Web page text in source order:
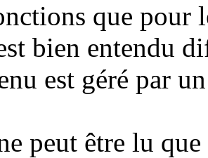
que pour
bien entendu
est géré par
peut être lu